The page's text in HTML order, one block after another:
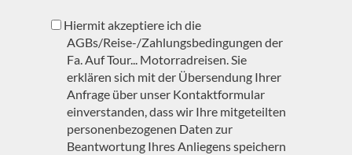
agbHiermit akzeptiere ich die
AGBs/Reise-/Zahlungsbedingungen der
Fa. Auf Tour... Motorradreisen. Sie
erklären sich mit der Übersendung Ihrer
Anfrage über unser Kontaktformular
einverstanden, dass wir Ihre mitgeteilten
personenbezogenen Daten zur
Beantwortung Ihres Anliegens speichern